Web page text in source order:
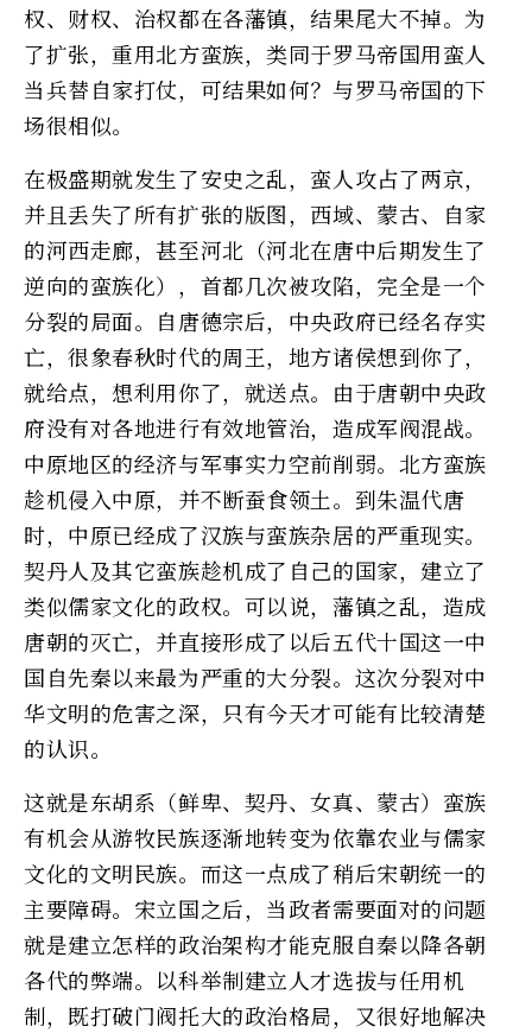
权、财权、治权都在各藩镇，结果尾大不掉。为
了扩张，重用北方蛮族，类同于罗马帝国用蛮人
当兵替自家打仗，可结果如何？与罗马帝国的下
场很相似。
在极盛期就发生了安史之乱，蛮人攻占了两京，
并且丢失了所有扩张的版图，西域、蒙古、自家
的河西走廊，甚至河北（河北在唐中后期发生了
逆向的蛮族化），首都几次被攻陷，完全是一个
分裂的局面。自唐德宗后，中央政府已经名存实
亡，很象春秋时代的周王，地方诸侯想到你了，
就给点，想利用你了，就送点。由于唐朝中央政
府没有对各地进行有效地管治，造成军阀混战。
中原地区的经济与军事实力空前削弱。北方蛮族
趁机侵入中原，并不断蚕食领土。到朱温代唐
时，中原已经成了汉族与蛮族杂居的严重现实。
契丹人及其它蛮族趁机成了自己的国家，建立了
类似儒家文化的政权。可以说，藩镇之乱，造成
唐朝的灭亡，并直接形成了以后五代十国这一中
国自先秦以来最为严重的大分裂。这次分裂对中
华文明的危害之深，只有今天才可能有比较清楚
的认识。
这就是东胡系（鲜卑、契丹、女真、蒙古）蛮族
有机会从游牧民族逐渐地转变为依靠农业与儒家
文化的文明民族。而这一点成了稍后宋朝统一的
主要障碍。宋立国之后，当政者需要面对的问题
就是建立怎样的政治架构才能克服自秦以降各朝
各代的弊端。以科举制建立人才选拔与任用机
制，既打破门阀托大的政治格局，又很好地解决